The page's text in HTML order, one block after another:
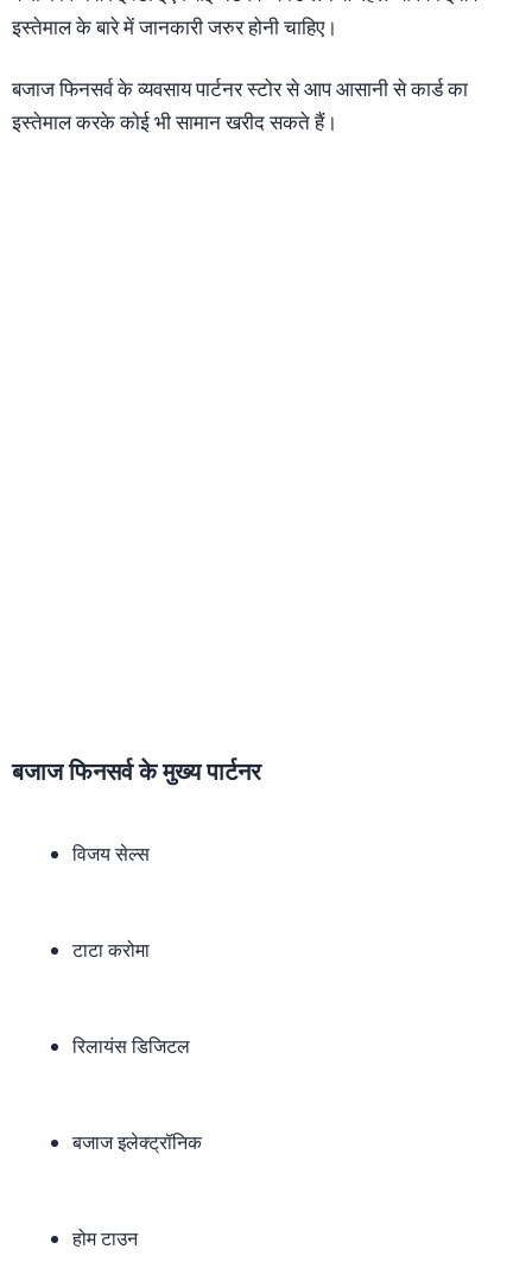
इस्तेमाल के बारे में जानकारी जरुर होनी चाहिए।
बजाज फिनसर्व के व्यवसाय पार्टनर स्टोर से आप आसानी से कार्ड का
इस्तेमाल करके कोई भी सामान खरीद सकते हैं।
बजाज फिनसर्व के मुख्य पार्टनर
विजय सेल्स
टाटा करोमा
रिलायंस डिजिटल
बजाज इलेक्ट्रॉनिक
होम टाउन